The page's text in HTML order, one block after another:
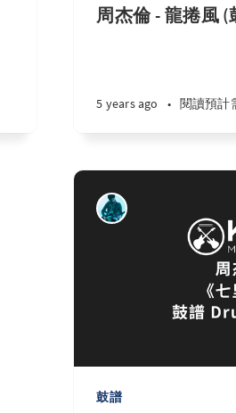
周杰倫 - 龍捲風 (
5 years ago • 閱讀預計
鼓譜